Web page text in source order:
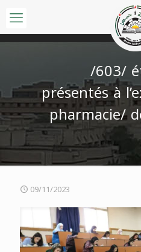
/603/
présentés à
pharmacie/
09/11/2023